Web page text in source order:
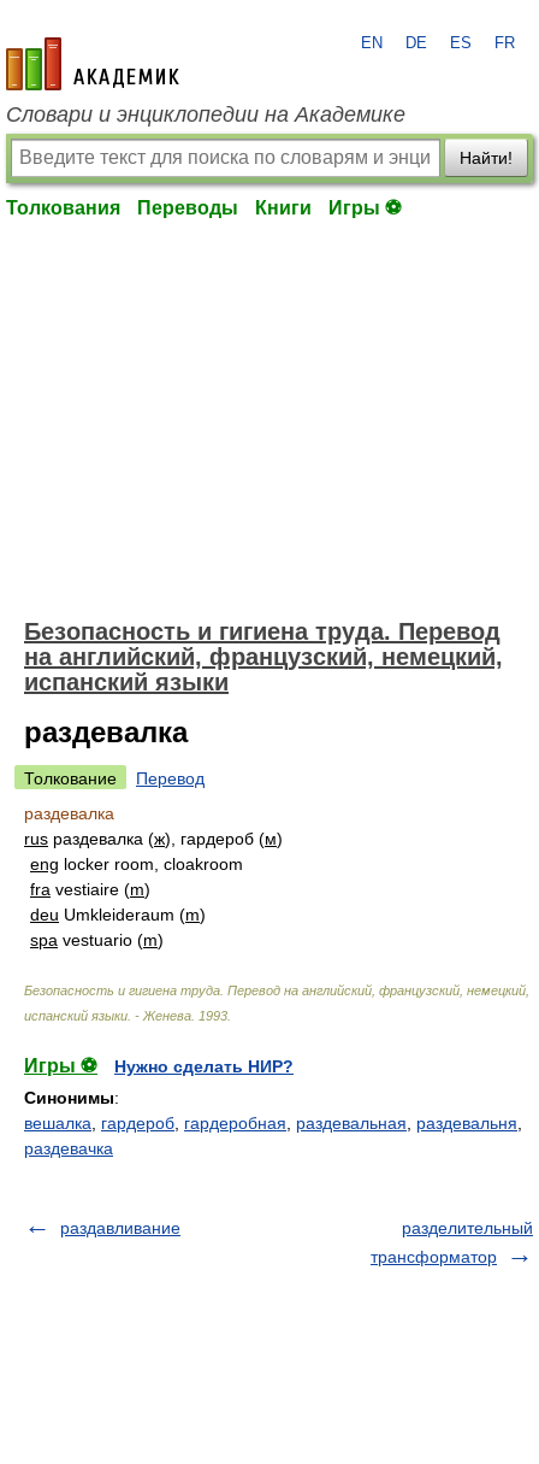
academic.ru
EN DE ES FR
Словари и энциклопедии на Академике
Найти!
Толкования Переводы Книги Игры ⚽
Безопасность и гигиена труда. Перевод
на английский, французский, немецкий,
испанский языки
раздевалка
Толкование
Перевод
раздевалка
rus раздевалка (ж), гардероб (м)
eng locker room, cloakroom
fra vestiaire (m)
deu Umkleideraum (m)
spa vestuario (m)
Безопасность и гигиена труда. Перевод на английский, французский, немецкий,
испанский языки. - Женева 1993
Игры ⚽
Нужно сделать НИР?
Синонимы:
вешалка
гардероб гардеробная раздевальная раздевальня
раздевачка
раздавливание
разделительный
трансформатор